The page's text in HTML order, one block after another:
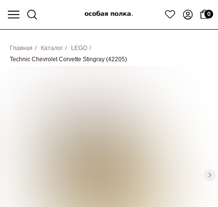
0
Главная / Каталог / LEGO /
Technic Chevrolet Corvette Stingray (42205)